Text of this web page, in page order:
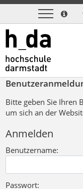
Bitte geben Sie Ihren
um sich an der
Anmelden
Benutzername:
Passwort: